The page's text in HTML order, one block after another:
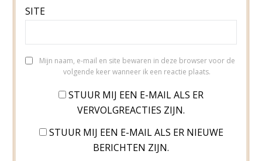
SITE
Mijn naam, e-mail en site bewaren in deze browser voor de
volgende keer wanneer ik een reactie plaats.
STUUR MIJ EEN E-MAIL ALS ER
VERVOLGREACTIES ZIJN.
STUUR MIJ EEN E-MAIL ALS ER NIEUWE
BERICHTEN ZIJN.